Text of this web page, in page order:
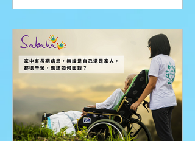
安心，錢少時也安心，即使泰山崩於前
也...